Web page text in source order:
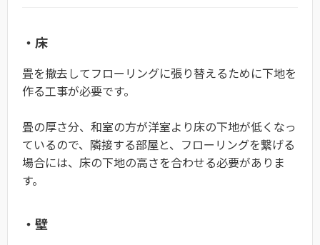
・床
畳を撤去してフローリングに張り替えるために下地を
作る工事が必要です。
畳の厚さ分、和室の方が洋室より床の下地が低くなっ
ているので、隣接する部屋と、フローリングを繋げる
場合には、床の下地の高さを合わせる必要がありま
す。
・壁